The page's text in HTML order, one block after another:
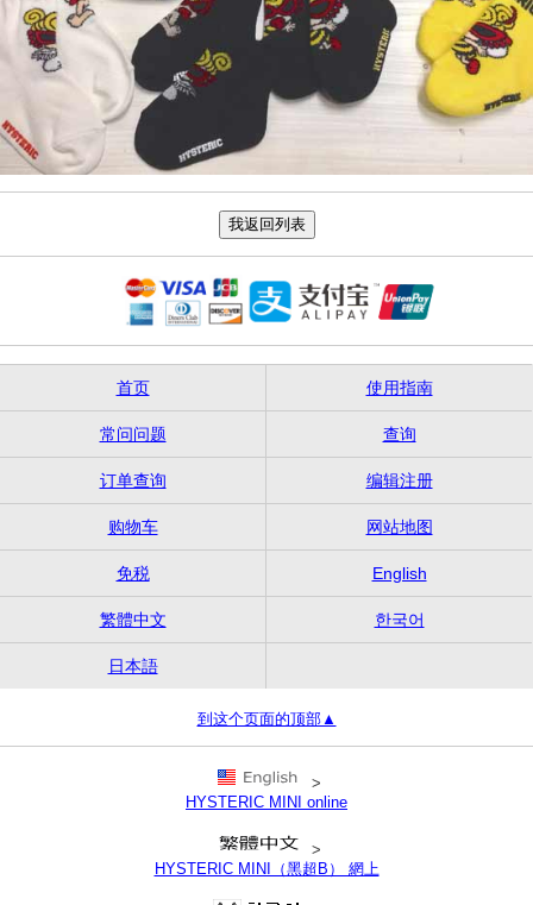
首页 使用指南
常问问题 查询
订单查询 编辑注册
购物车 网站地图
免税 English
繁體中文 한국어
日本語
到这个页面的顶部▲
>
HYSTERIC MINI online
>
HYSTERIC MINI（黑超B） 網上